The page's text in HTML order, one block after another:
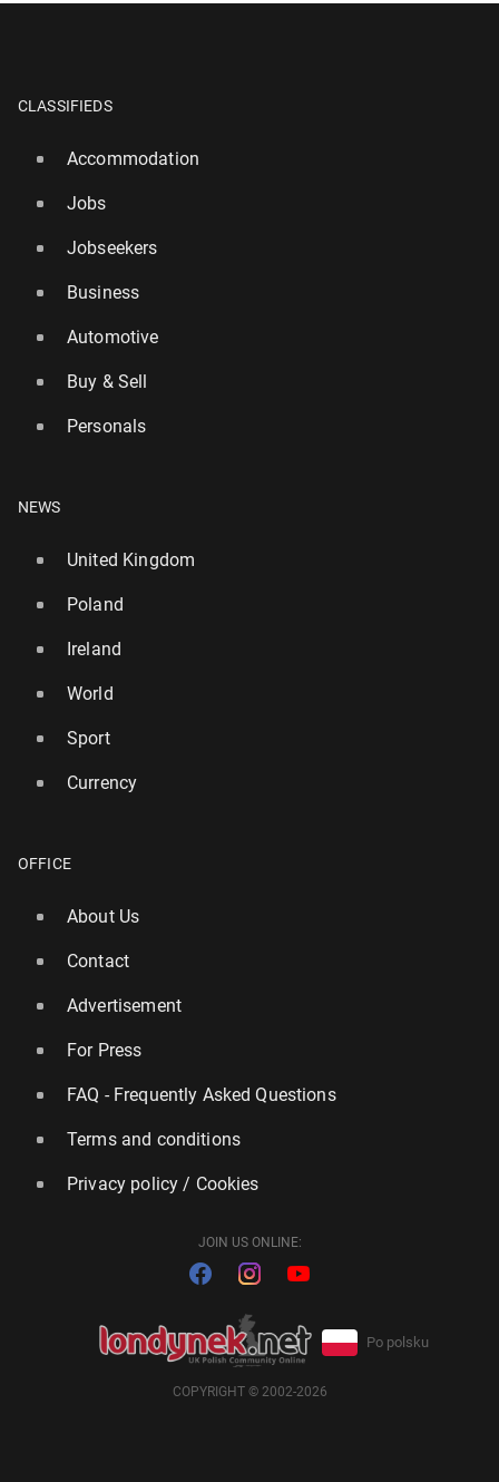
CLASSIFIEDS
Accommodation
Jobs
Jobseekers
Business
Automotive
Buy & Sell
Personals
NEWS
United Kingdom
Poland
Ireland
World
Sport
Currency
OFFICE
About Us
Contact
Advertisement
For Press
FAQ - Frequently Asked Questions
Terms and conditions
Privacy policy / Cookies
JOIN US ONLINE:
Po polsku
COPYRIGHT © 2002-2026